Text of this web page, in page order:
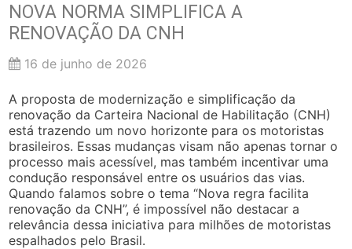
NOVA NORMA SIMPLIFICA A
RENOVAÇÃO DA CNH
16 de junho de 2026
A proposta de modernização e simplificação da
renovação da Carteira Nacional de Habilitação (CNH)
está trazendo um novo horizonte para os motoristas
brasileiros. Essas mudanças visam não apenas tornar o
processo mais acessível, mas também incentivar uma
condução responsável entre os usuários das vias.
Quando falamos sobre o tema “Nova regra facilita
renovação da CNH”, é impossível não destacar a
relevância dessa iniciativa para milhões de motoristas
espalhados pelo Brasil.